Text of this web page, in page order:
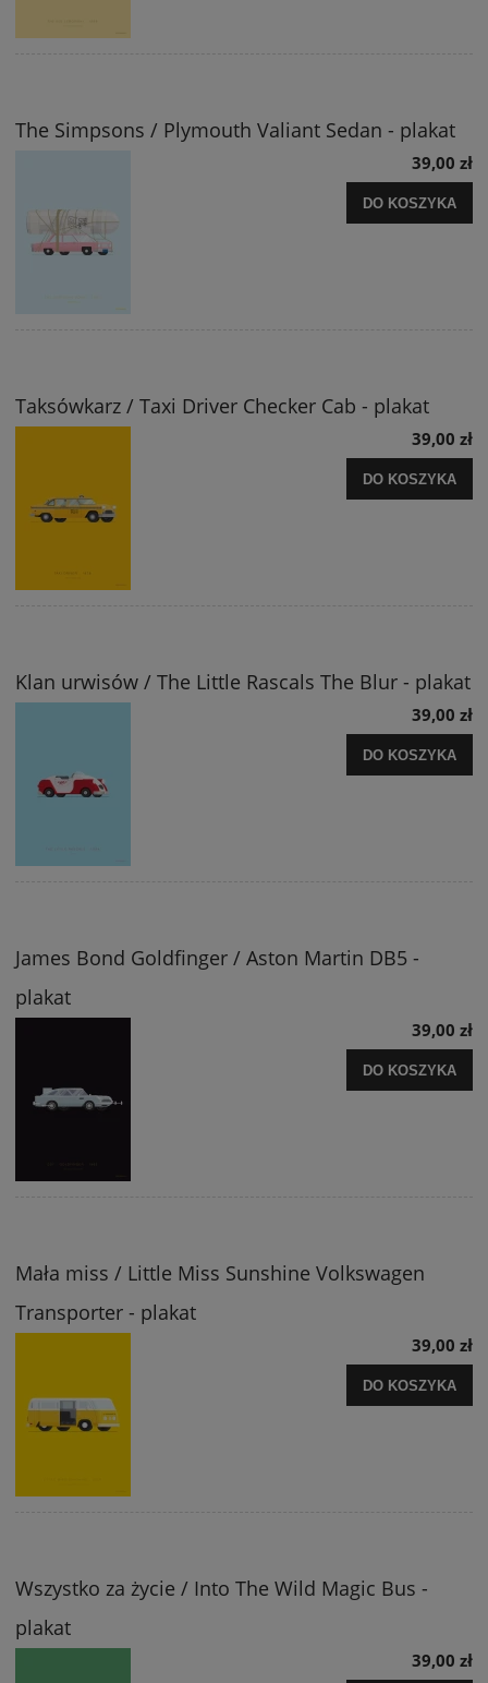
The Simpsons / Plymouth Valiant Sedan - plakat
39,00 zł
DO KOSZYKA
Taksówkarz / Taxi Driver Checker Cab - plakat
39,00 zł
DO KOSZYKA
Klan urwisów / The Little Rascals The Blur - plakat
39,00 zł
DO KOSZYKA
James Bond Goldfinger / Aston Martin DB5 -
plakat
39,00 zł
DO KOSZYKA
Mała miss / Little Miss Sunshine Volkswagen
Transporter - plakat
39,00 zł
DO KOSZYKA
Wszystko za życie / Into The Wild Magic Bus -
plakat
39,00 zł